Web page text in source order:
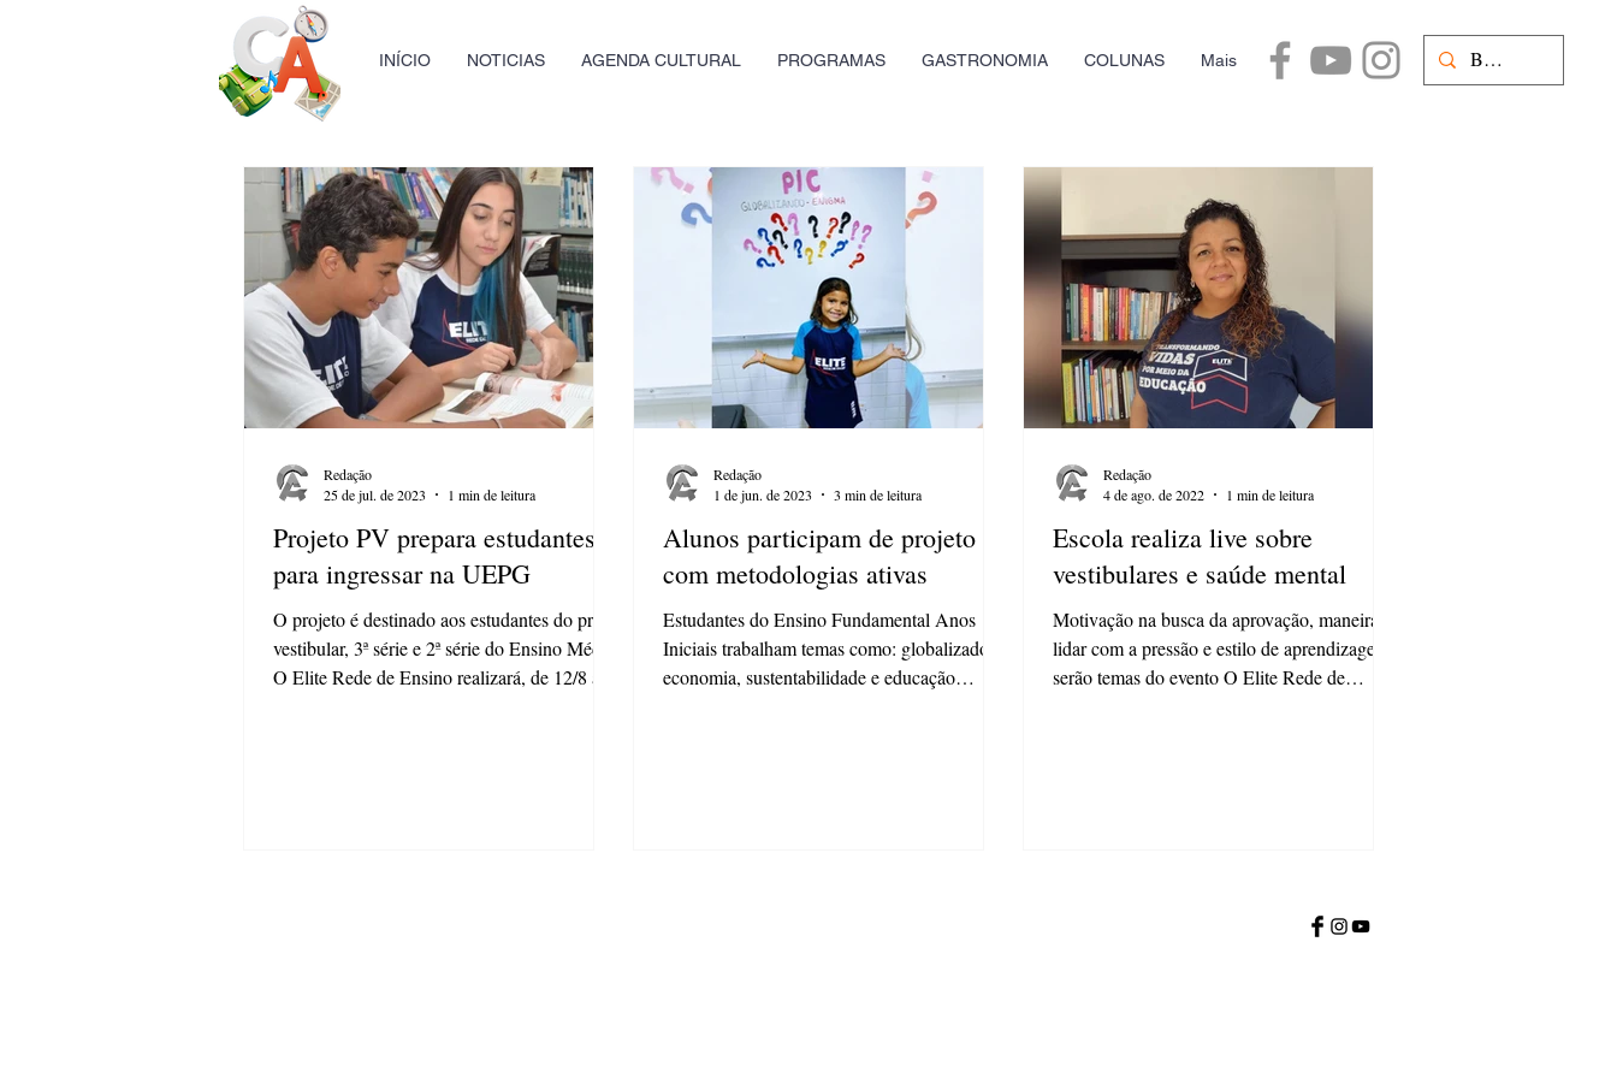
INÍCIO NOTICIAS AGENDA CULTURAL PROGRAMAS GASTRONOMIA COLUNAS Mais
Projeto PV prepara estudantes
para ingressar na UEPG
O projeto é destinado aos estudantes do pré-
vestibular, 3ª série e 2ª série do Ensino Médio
O Elite Rede de Ensino realizará, de 12/8 a...
Redação
25 de jul. de 2023
1 min de leitura
Alunos participam de projeto
com metodologias ativas
Estudantes do Ensino Fundamental Anos
Iniciais trabalham temas como: globalizados,
economia, sustentabilidade e educação
Redação
1 de jun. de 2023
3 min de leitura
Escola realiza live sobre
vestibulares e saúde mental
Motivação na busca da aprovação, maneira de
lidar com a pressão e estilo de aprendizagem
serão temas do evento O Elite Rede de
Redação
4 de ago. de 2022
1 min de leitura